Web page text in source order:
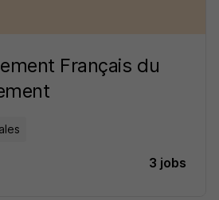
Français du
3 jobs